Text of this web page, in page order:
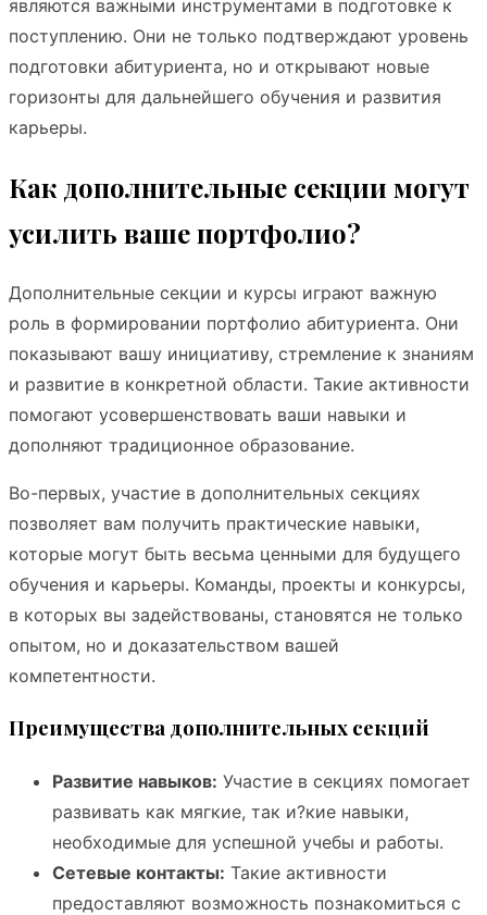
являются важными инструментами в подготовке к
поступлению. Они не только подтверждают уровень
подготовки абитуриента, но и открывают новые
горизонты для дальнейшего обучения и развития
карьеры.
Как дополнительные секции могут
усилить ваше портфолио?
Дополнительные секции и курсы играют важную
роль в формировании портфолио абитуриента. Они
показывают вашу инициативу, стремление к знаниям
и развитие в конкретной области. Такие активности
помогают усовершенствовать ваши навыки и
дополняют традиционное образование.
Во-первых, участие в дополнительных секциях
позволяет вам получить практические навыки,
которые могут быть весьма ценными для будущего
обучения и карьеры. Команды, проекты и конкурсы,
в которых вы задействованы, становятся не только
опытом, но и доказательством вашей
компетентности.
Преимущества дополнительных секций
Развитие навыков: Участие в секциях помогает
развивать как мягкие, так и?кие навыки,
необходимые для успешной учебы и работы.
Сетевые контакты: Такие активности
предоставляют возможность познакомиться с